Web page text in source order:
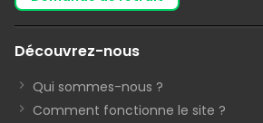
Découvrez-nous
Qui sommes-nous ?
Comment fonctionne le site ?